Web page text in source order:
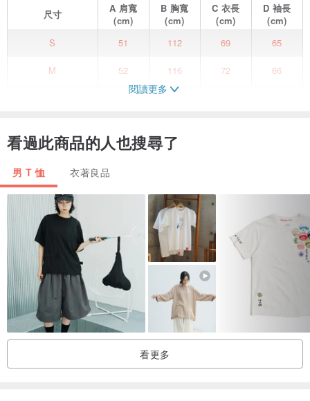
尺寸 A 肩寬
(cm)
B 胸寬
(cm)
C衣長
(cm)
D袖長
(cm)
S
51 112 69 65
M 52 116 72 66
閱讀更多
看過此商品的人也搜尋了
男 T 恤 衣著良品
看更多